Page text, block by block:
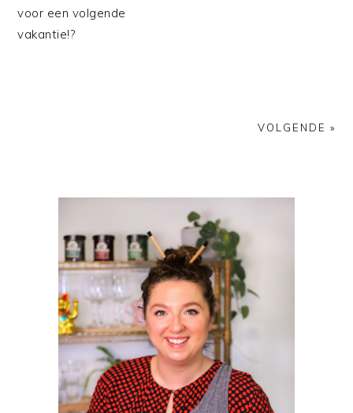
voor een volgende
vakantie!?
VOLGENDE »